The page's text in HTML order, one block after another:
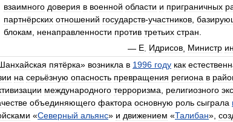
взаимного доверия в военной области и приграничных
партнёрских отношений государств-участников
блокам
ненаправленности против третьих стран
— Е Идрисов Министр
пятёрка» возникла в 1996 году как
на серьёзную опасность превращения региона в
международного терроризма религиозного
объединяющего фактора основную роль сыграла
«Северный альянс» и движением «Талибан»,